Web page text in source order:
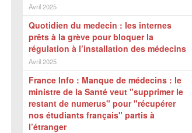
Avril 2025
Quotidien du medecin : les internes
prêts à la grève pour bloquer la
régulation à l’installation des médecins
Avril 2025
France Info : Manque de médecins : le
ministre de la Santé veut "supprimer le
restant de numerus" pour "récupérer
nos étudiants français" partis à
l’étranger